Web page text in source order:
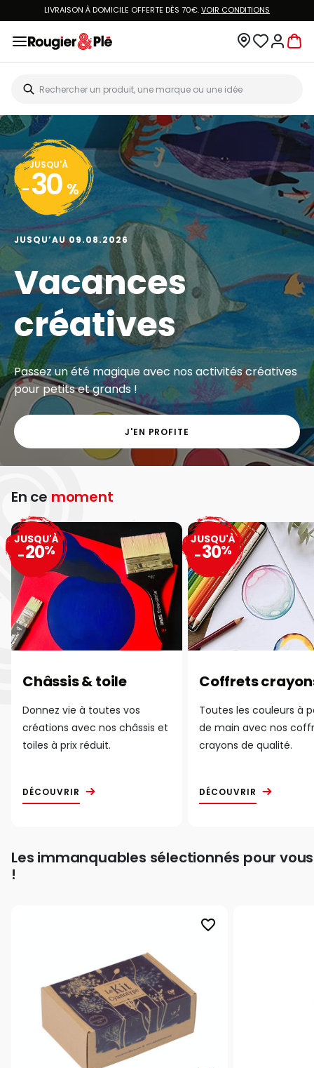
LIVRAISON À DOMICILE OFFERTE DÈS 70€.VOIR CONDITIONS
JUSQU'À
- 30 %
JUSQU’AU 09.08.2026
Vacances
créatives
Passez un été magique avec nos activités créatives
pour petits et grands !
J'EN PROFITE
En ce moment
Châssis & toile
Donnez vie à toutes vos
créations avec nos châssis et
toiles à prix réduit.
DÉCOUVRIR
JUSQU'À
-20%
Coffrets
Toutes les couleurs à
de main avec nos
crayons de qualité.
DÉCOUVRIR
JUSQU'À
-30%
Les immanquables sélectionnés pour vous
!
favorite_border